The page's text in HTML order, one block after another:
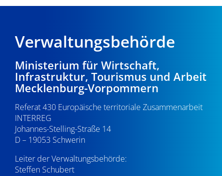
Verwaltungsbehörde
Ministerium für Wirtschaft,
Infrastruktur, Tourismus und Arbeit
Mecklenburg-Vorpommern
Referat 430 Europäische territoriale Zusammenarbeit
INTERREG
Johannes-Stelling-Straße 14
D – 19053 Schwerin
Leiter der Verwaltungsbehörde:
Steffen Schubert